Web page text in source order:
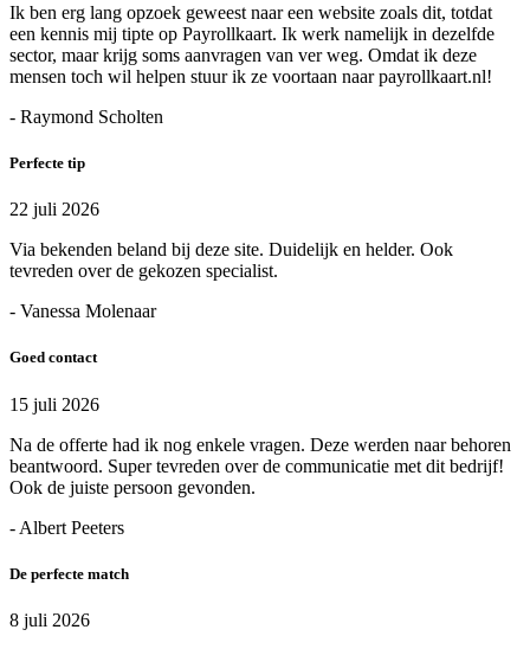
Ik ben erg lang opzoek geweest naar een website zoals dit, totdat
een kennis mij tipte op Payrollkaart. Ik werk namelijk in dezelfde
sector, maar krijg soms aanvragen van ver weg. Omdat ik deze
mensen toch wil helpen stuur ik ze voortaan naar payrollkaart.nl!
- Raymond Scholten
Perfecte tip
22 juli 2026
Via bekenden beland bij deze site. Duidelijk en helder. Ook
tevreden over de gekozen specialist.
- Vanessa Molenaar
Goed contact
15 juli 2026
Na de offerte had ik nog enkele vragen. Deze werden naar behoren
beantwoord. Super tevreden over de communicatie met dit bedrijf!
Ook de juiste persoon gevonden.
- Albert Peeters
De perfecte match
8 juli 2026